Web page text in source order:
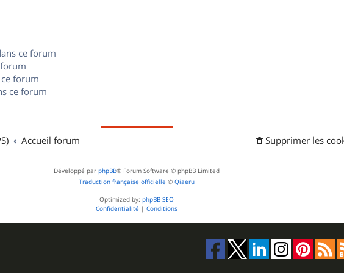
e
ce forum
forum
ce forum
Accueil forum Supprimer les
Développé par phpBB® Forum Software © phpBB Limited
Traduction française officielle © Qiaeru
Optimized by: phpBB SEO
Confidentialité | Conditions